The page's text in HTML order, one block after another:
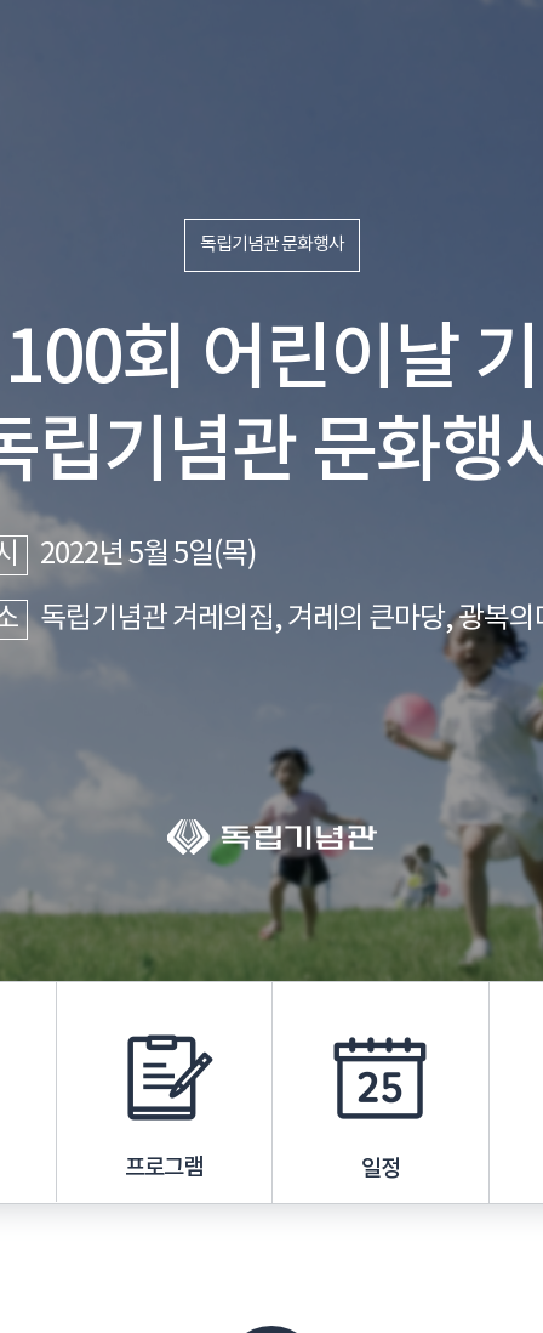
독립기념관 문화행사
회 어린이날
립기념관 문화행
2022년 5월 5일(목)
독립기념관 겨레의집, 겨레의 큰마당, 광복의
프로그램 일정